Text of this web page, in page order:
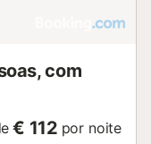
com
€ 112 por noite